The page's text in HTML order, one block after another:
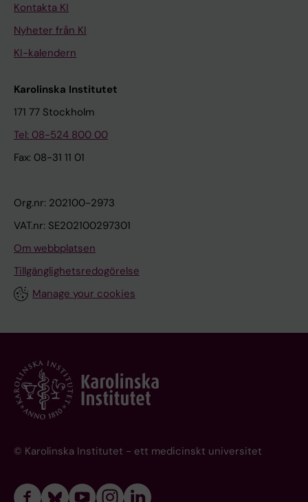
Kontakta KI
Nyheter från KI
KI-kalendern
Karolinska Institutet
171 77 Stockholm
Tel: 08-524 800 00
Fax: 08-31 11 01
Org.nr: 202100-2973
VAT.nr: SE202100297301
Om webbplatsen
Tillgänglighetsredogörelse
Manage your cookies
© Karolinska Institutet - ett medicinskt universitet